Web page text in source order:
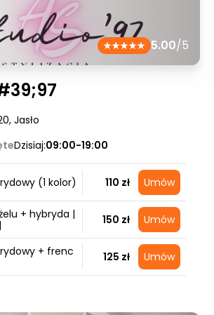
5.00/5
, Jasło
Dzisiaj:09:00-19:00
(1 kolor) 110 zł Umów
+ hybryda |
150 zł Umów
+ frenc
125 zł Umów